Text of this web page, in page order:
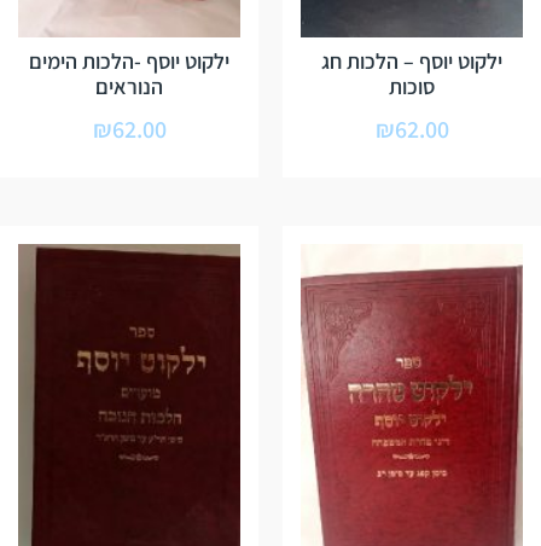
ילקוט יוסף – הלכות חג
סוכות
₪62.00
ילקוט יוסף -הלכות הימים
הנוראים
₪62.00